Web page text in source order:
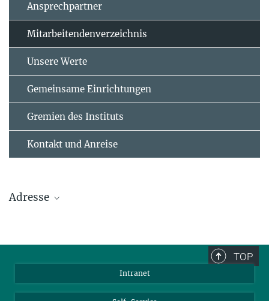
Ansprechpartner
Mitarbeitendenverzeichnis
Unsere Werte
Gemeinsame Einrichtungen
Gremien des Instituts
Kontakt und Anreise
Adresse
55128 Mainz
Tel.: +49 6131 379-0
Fax: +49 6131 379-100
TOP
Intranet